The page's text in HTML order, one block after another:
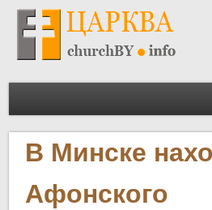
В Минске
Афонского